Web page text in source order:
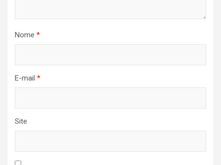
Nome *
E-mail *
Site